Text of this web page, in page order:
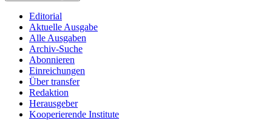
Editorial
Aktuelle Ausgabe
Alle Ausgaben
Archiv-Suche
Abonnieren
Einreichungen
Über transfer
Redaktion
Herausgeber
Kooperierende Institute